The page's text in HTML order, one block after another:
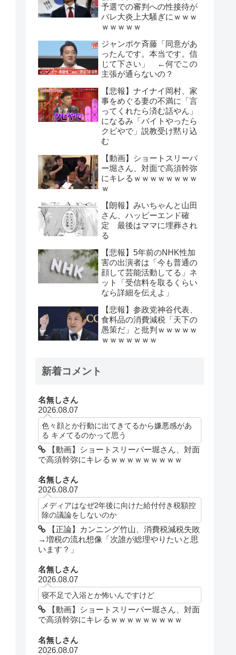
予選での審判への性接待が
バレ大炎上大騒ぎにｗｗｗ
ｗｗｗｗｗ
ジャンポケ斉藤「同意があ
ったんです。本当です。信
じて下さい」 ←何でこの
主張が通らないの？
【悲報】ナイナイ岡村、家
事をめぐる妻の不満に「言
ってくれたら済む話やん」
になるみ「バイトやったら
クビやで」説教受け黙り込
む
【動画】ショートスリーパ
ー堀さん、対面で高須幹弥
にキレるｗｗｗｗｗｗｗｗ
ｗ
【朗報】みいちゃんと山田
さん、ハッピーエンド確
定 最後はママに埋葬され
る
【悲報】5年前のNHK性加
害の出演者は「今も普通の
顔して芸能活動してる」ネ
ット「受信料を取るくらい
なら詳細を伝えよ」
【悲報】参政党神谷代表、
食料品の消費減税「天下の
愚策だ」と批判ｗｗｗｗｗ
ｗｗｗｗｗｗｗ
新着コメント
名無しさん
2026.08.07
色々顔とか行動に出てきてるから嫌悪感があ
る キメてるのかって思う
【動画】ショートスリーパー堀さん、対面
で高須幹弥にキレるｗｗｗｗｗｗｗｗｗ
名無しさん
2026.08.07
メディアはなぜ2年後に向けた給付付き税額控
除の議論をしないのか
【正論】カンニング竹山、消費税減税失敗
→増税の流れ想像「次誰が総理やりたいと思
います？」
名無しさん
2026.08.07
寝不足で入浴とか怖いんですけど
【動画】ショートスリーパー堀さん、対面
で高須幹弥にキレるｗｗｗｗｗｗｗｗｗ
名無しさん
2026.08.07